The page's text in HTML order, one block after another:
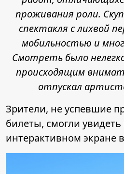
проживания роли.
спектакля с лихвой
мобильностью и
Смотреть было
происходящим
отпускал
Зрители, не успевшие
билеты, смогли увидеть
интерактивном экране